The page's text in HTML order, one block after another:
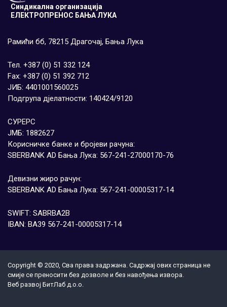
Синдикална организација
ЕЛЕКТРОПРЕНОС БАЊА ЛУКА
Рамићи бб, 78215 Драгочај, Бања Лука
Тел. +387 (0) 51 332 124
Fax: +387 (0) 51 392 712
ЈИБ: 4401001560025
Подгрупа дјелатности: 140424/9120
СУРЕРС
ЈМБ: 1882627
Корисничке банке и бројеви рачуна:
SBERBANK AD Бања Лука: 567-241-27000170-76
Девизни жиро рачун:
SBERBANK AD Бања Лука: 567-241-00005317-14
SWIFT: SABRBA2B
IBAN: BA39 567-241-00005317-14
Copyright © 2020, Сва права задржана. Садржај ових страница не
смије се преносити без дозволе и без навођења извора.
Веб развој БитЛаб д.о.о.